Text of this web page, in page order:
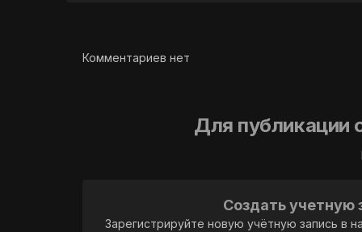
Комментариев нет
Для публикации
Создать учетную
Зарегистрируйте новую учётную запись в